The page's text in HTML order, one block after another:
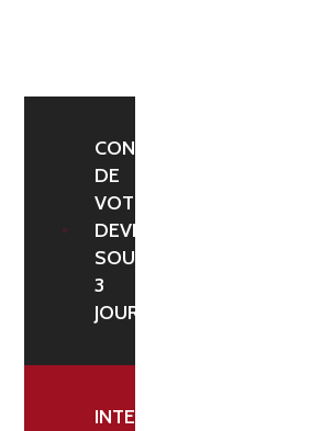
CONFIRMATION
DE
VOTRE
DEVIS
SOUS
3
JOURS
INTERLOCUTEUR